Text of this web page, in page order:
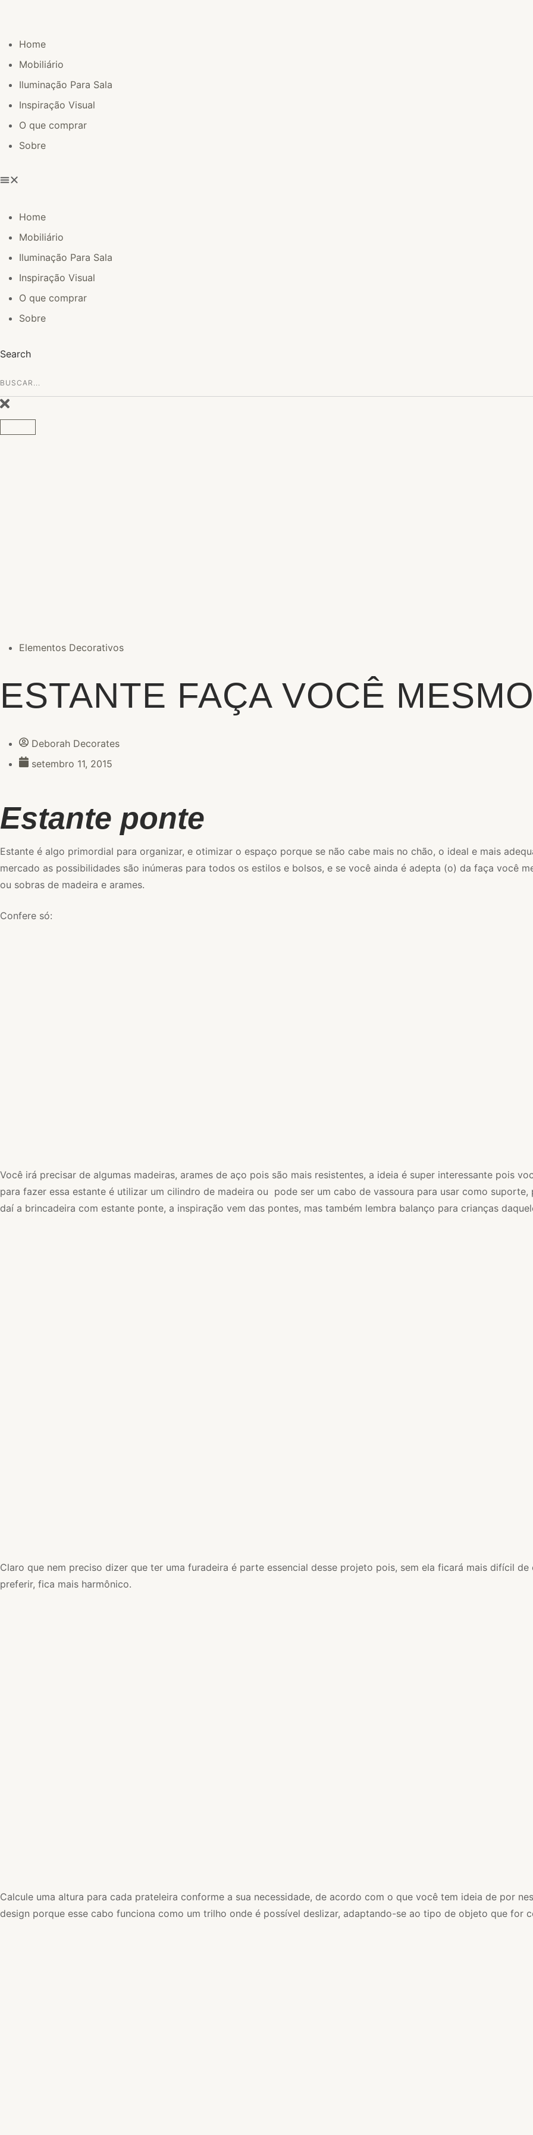
Home
Mobiliário
Iluminação Para Sala
Inspiração Visual
O que comprar
Sobre
Home
Mobiliário
Iluminação Para Sala
Inspiração Visual
O que comprar
Sobre
Search
Elementos Decorativos
ESTANTE FAÇA VOCÊ
Deborah Decorates
setembro 11, 2015
Estante ponte
Estante é algo primordial para organizar, e otimizar o espaço porque se não cabe mais no chão, o ideal e mais
mercado as possibilidades são inúmeras para todos os estilos e bolsos, e se você ainda é adepta (o) da faça você
ou sobras de madeira e arames.
Confere só:
Você irá precisar de algumas madeiras, arames de aço pois são mais resistentes, a ideia é super interessante pois
para fazer essa estante é utilizar um cilindro de madeira ou pode ser um cabo de vassoura para usar como
daí a brincadeira com estante ponte, a inspiração vem das pontes, mas também lembra balanço para crianças
Claro que nem preciso dizer que ter uma furadeira é parte essencial desse projeto pois, sem ela ficará mais difícil
preferir, fica mais harmônico.
Calcule uma altura para cada prateleira conforme a sua necessidade, de acordo com o que você tem ideia de por
design porque esse cabo funciona como um trilho onde é possível deslizar, adaptando-se ao tipo de objeto que for